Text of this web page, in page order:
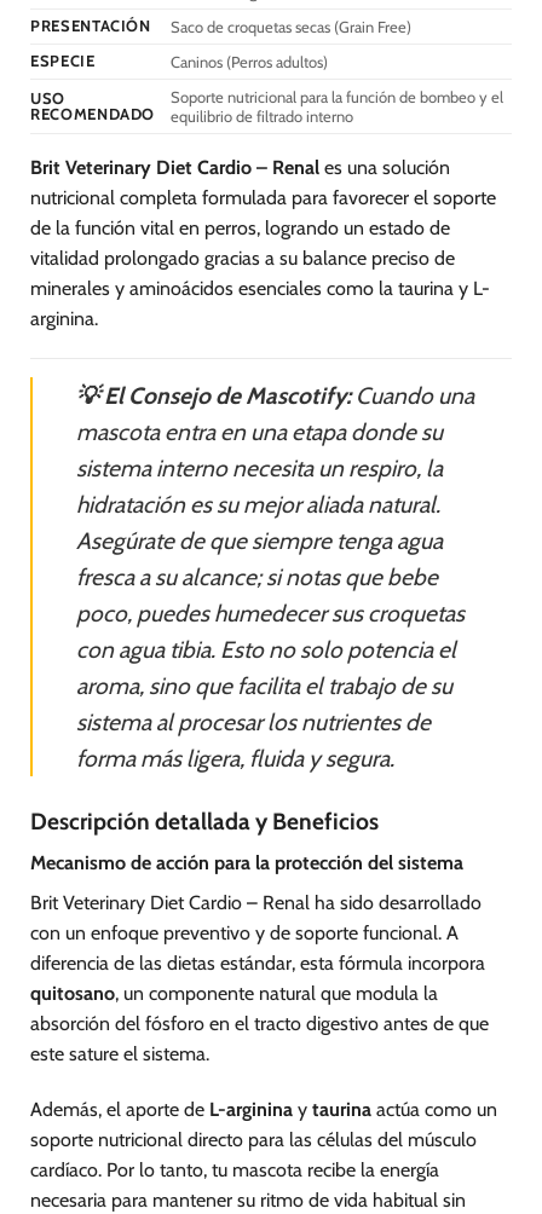
página
PRESENTACIÓN
Saco de croquetas secas (Grain Free)
ESPECIE
Caninos (Perros adultos)
USO
RECOMENDADO
Soporte nutricional para la función de bombeo y el
equilibrio de filtrado interno
Brit Veterinary Diet Cardio – Renal es una solución
nutricional completa formulada para favorecer el soporte
de la función vital en perros, logrando un estado de
vitalidad prolongado gracias a su balance preciso de
minerales y aminoácidos esenciales como la taurina y L-
arginina.
💡 El Consejo de Mascotify:Cuando una
mascota entra en una etapa donde su
sistema interno necesita un respiro, la
hidratación es su mejor aliada natural.
Asegúrate de que siempre tenga agua
fresca a su alcance; si notas que bebe
poco, puedes humedecer sus croquetas
con agua tibia. Esto no solo potencia el
aroma, sino que facilita el trabajo de su
sistema al procesar los nutrientes de
forma más ligera, fluida y segura.
Descripción detallada y Beneficios
Mecanismo de acción para la protección del sistema
Brit Veterinary Diet Cardio – Renal ha sido desarrollado
con un enfoque preventivo y de soporte funcional. A
diferencia de las dietas estándar, esta fórmula incorpora
quitosano, un componente natural que modula la
absorción del fósforo en el tracto digestivo antes de que
este sature el sistema.
Además, el aporte de L-arginina y taurina actúa como un
soporte nutricional directo para las células del músculo
cardíaco. Por lo tanto, tu mascota recibe la energía
necesaria para mantener su ritmo de vida habitual sin